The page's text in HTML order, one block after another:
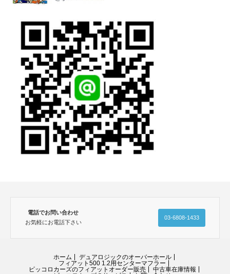
電話でお問い合わせ
お気軽にお電話下さい
03-6808-1433
ホーム
デュアロジックのオーバーホール
フィアット500 1.2用センターマフラー
ピッコロカーズのフィアットオーダー販売
中古車在庫情報